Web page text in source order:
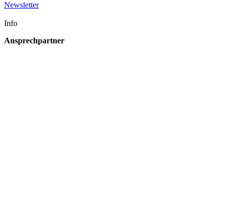
Newsletter
Info
Ansprechpartner